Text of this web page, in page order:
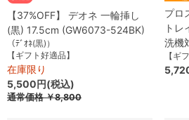
【37%OFF】 デオネ 一輪挿し
(黒) 17.5cm (GW6073-524BK)
（ﾃﾞｵﾈ(黒)）
【ギフト好適品】
在庫限り
5,500円(税込)
通常価格￥8,800
プロ
ト
洗機
【ギ